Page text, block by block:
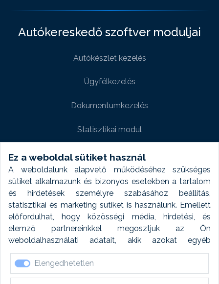
Ez a weboldal sütiket használ
A weboldalunk alapvető működéséhez szükséges
sütiket alkalmazunk és bizonyos esetekben a tartalom
és hirdetések személyre szabásához beállítás,
statisztikai és marketing sütiket is használunk. Emellett
előfordulhat, hogy közösségi média, hirdetési, és
elemző partnereinkkel megosztjuk az Ön
weboldalhasználati adatait, akik azokat egyéb
forrásokból gyűjtött adatokkal kombinálhatják. A sütik
elfogadásával kapcsolatosan naplózást végzünk és
ezen adatokat 6 hónap után automatikusan töröljük. A
Elengedhetetlen
Autókereskedő szoftver moduljai
Autókészlet kezelés
Ügyfélkezelés
Dokumentumkezelés
Statisztikai modul
Weboldal modul
Fényképtár extra modul
Autómosó modul
Feladatütemezés